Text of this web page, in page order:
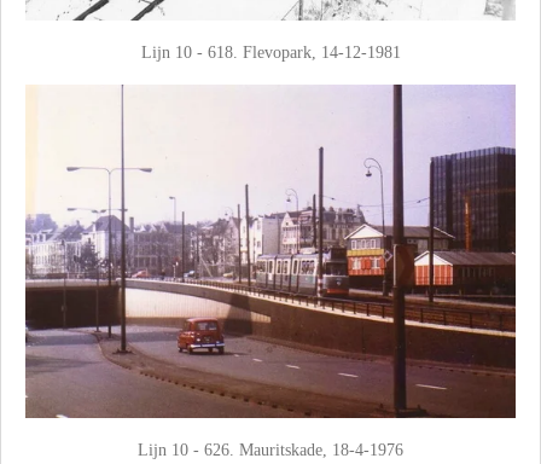
Lijn 10 - 618. Flevopark, 14-12-1981
Lijn 10 - 626. Mauritskade, 18-4-1976